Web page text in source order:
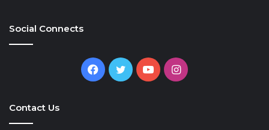
Social Connects
Facebook
TwitterYouTubeInstagram
Contact Us